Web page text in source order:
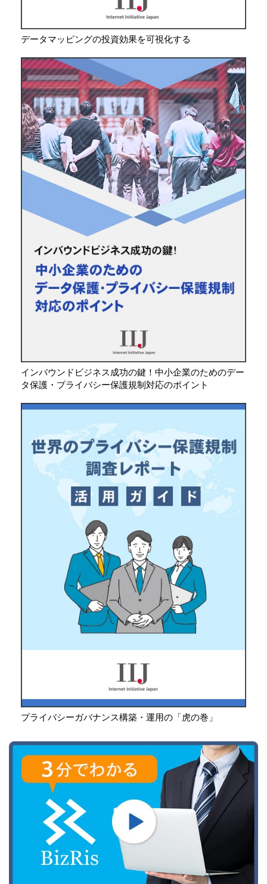
データマッピングの投資効果を可視化する
インバウンドビジネス成功の鍵！中小企業のためのデー
タ保護・プライバシー保護規制対応のポイント
プライバシーガバナンス構築・運用の「虎の巻」